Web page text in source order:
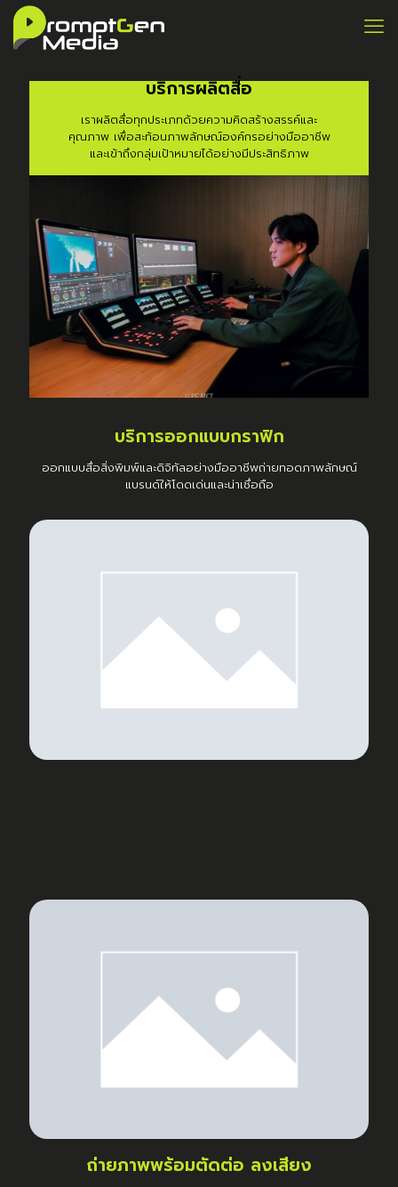
บริการผลิตสื่อ
เราผลิตสื่อทุกประเภทด้วยความคิดสร้างสรรค์และ
คุณภาพ เพื่อสะท้อนภาพลักษณ์องค์กรอย่างมืออาชีพ
และเข้าถึงกลุ่มเป้าหมายได้อย่างมีประสิทธิภาพ
บริการออกแบบกราฟิก
ออกแบบสื่อสิ่งพิมพ์และดิจิทัลอย่างมืออาชีพถ่ายทอดภาพลักษณ์
แบรนด์ให้โดดเด่นและน่าเชื่อถือ
ถ่ายภาพพร้อมตัดต่อ ลงเสียง